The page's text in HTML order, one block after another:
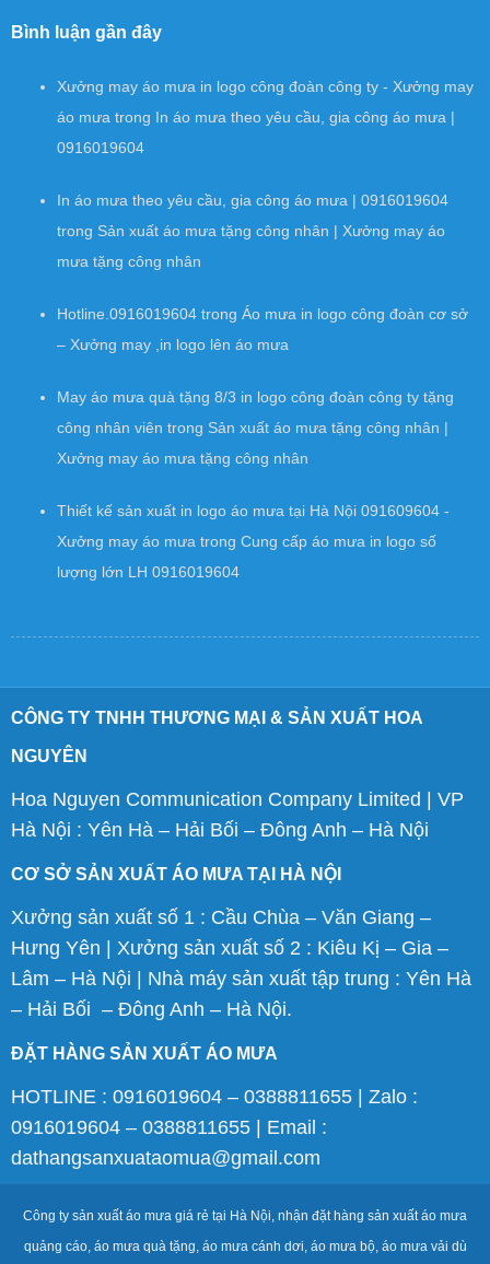
Bình luận gần đây
Xưởng may áo mưa in logo công đoàn công ty - Xưởng may
áo mưa trong In áo mưa theo yêu cầu, gia công áo mưa |
0916019604
In áo mưa theo yêu cầu, gia công áo mưa | 0916019604
trong Sản xuất áo mưa tặng công nhân | Xưởng may áo
mưa tặng công nhân
Hotline.0916019604 trong Áo mưa in logo công đoàn cơ sở
– Xưởng may ,in logo lên áo mưa
May áo mưa quà tặng 8/3 in logo công đoàn công ty tặng
công nhân viên trong Sản xuất áo mưa tặng công nhân |
Xưởng may áo mưa tặng công nhân
Thiết kế sản xuất in logo áo mưa tại Hà Nội 091609604 -
Xưởng may áo mưa trong Cung cấp áo mưa in logo số
lượng lớn LH 0916019604
CÔNG TY TNHH THƯƠNG MẠI & SẢN XUẤT HOA
NGUYÊN
Hoa Nguyen Communication Company Limited | VP
Hà Nội : Yên Hà – Hải Bối – Đông Anh – Hà Nội
CƠ SỞ SẢN XUẤT ÁO MƯA TẠI HÀ NỘI
Xưởng sản xuất số 1 : Cầu Chùa – Văn Giang –
Hưng Yên | Xưởng sản xuất số 2 : Kiêu Kị – Gia –
Lâm – Hà Nội | Nhà máy sản xuất tập trung : Yên Hà
– Hải Bối – Đông Anh – Hà Nội.
ĐẶT HÀNG SẢN XUẤT ÁO MƯA
HOTLINE : 0916019604 – 0388811655 | Zalo :
0916019604 – 0388811655 | Email :
dathangsanxuataomua@gmail.com
Công ty sản xuất áo mưa giá rẻ tại Hà Nội, nhận đặt hàng sản xuất áo mưa
quảng cáo, áo mưa quà tặng, áo mưa cánh dơi, áo mưa bộ, áo mưa vải dù